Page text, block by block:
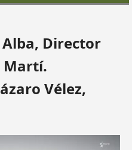
Director
Martí.
Vélez,